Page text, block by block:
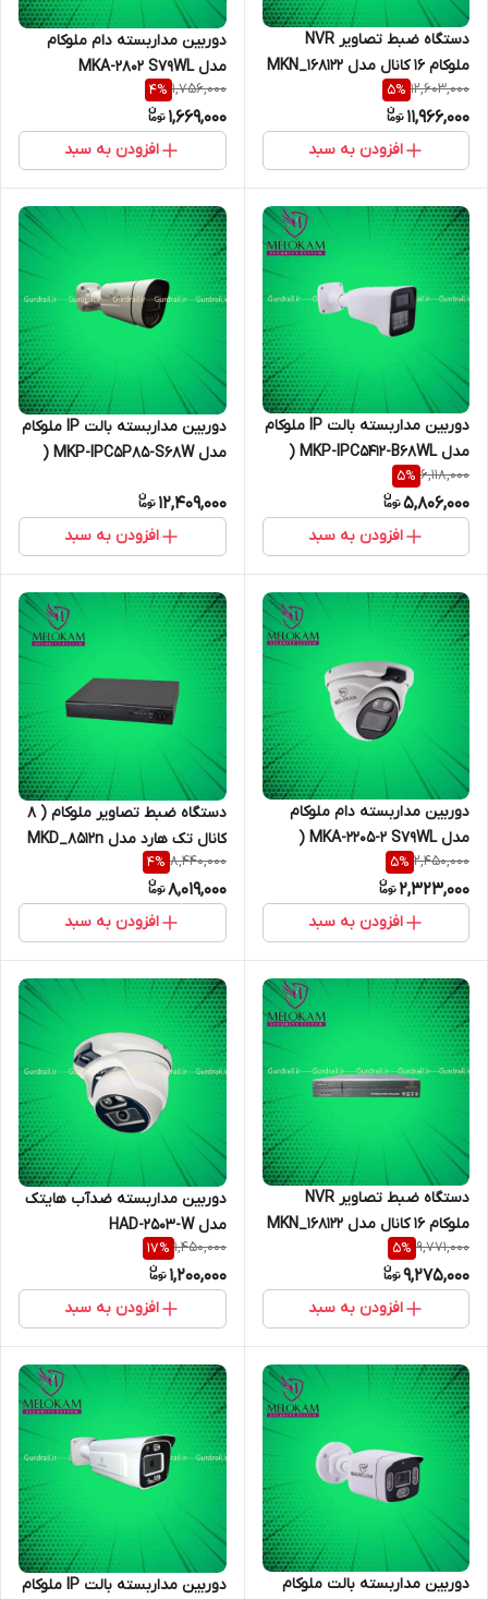
دستگاه ضبط تصاویر NVR
ملوکام 16 کانال مدل MKN_168122
4K-RB
12,603,000
5%
11,966,000
افزودن به سبد
دوربین مداربسته دام ملوکام
مدل MKA-2802 S79WL
1,756,000
4%
1,669,000
افزودن به سبد
دوربین مداربسته بالت IP ملوکام
مدل MKP-IPC5412-B68WL (
میکروفن دار )
6,118,000
5%
5,806,000
افزودن به سبد
دوربین مداربسته بالت IP ملوکام
مدل MKP-IPC5P85-S68W (
12,409,000
افزودن به سبد
دوربین مداربسته دام ملوکام
مدل MKA-2205-2 S79WL (
میکروفن دار)
2,450,000
5%
2,323,000
افزودن به سبد
دستگاه ضبط تصاویر ملوکام ( 8
کانال تک هارد مدل MKD_8512n
5M plite )
8,440,000
4%
8,019,000
افزودن به سبد
دستگاه ضبط تصاویر NVR
ملوکام 16 کانال مدل MKN_168122
4K-RS
9,771,000
5%
9,275,000
افزودن به سبد
دوربین مداربسته ضدآب هایتک
مدل HAD-2503-W
1,450,000
17%
1,200,000
افزودن به سبد
دوربین مداربسته بالت ملوکام دوربین مداربسته بالت IP ملوکام